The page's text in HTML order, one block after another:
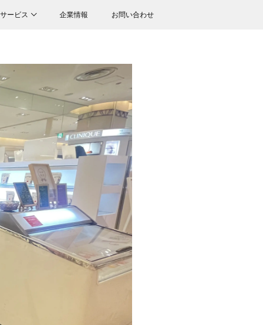
ービス 企業情報 お問い合わせ